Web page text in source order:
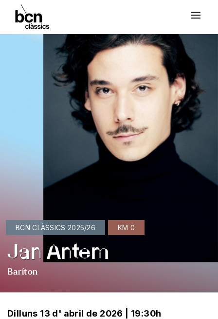
BCN CLÀSSICS 2025/26 KM 0
Jan Antem
Baríton
Dilluns 13 d' abril de 2026 | 19:30h